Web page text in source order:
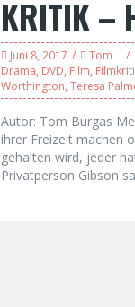
KRITIK –
Juni 8, 2017 Tom
Drama, DVD, Film,
Worthington, Teresa
Autor: Tom Burgas
ihrer Freizeit machen
gehalten wird, jeder
Privatperson Gibson